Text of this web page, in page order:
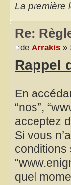
La première
Re:
de Arrakis »
Rappel
En
“nos”,
acceptez
Si vous
conditions
quel